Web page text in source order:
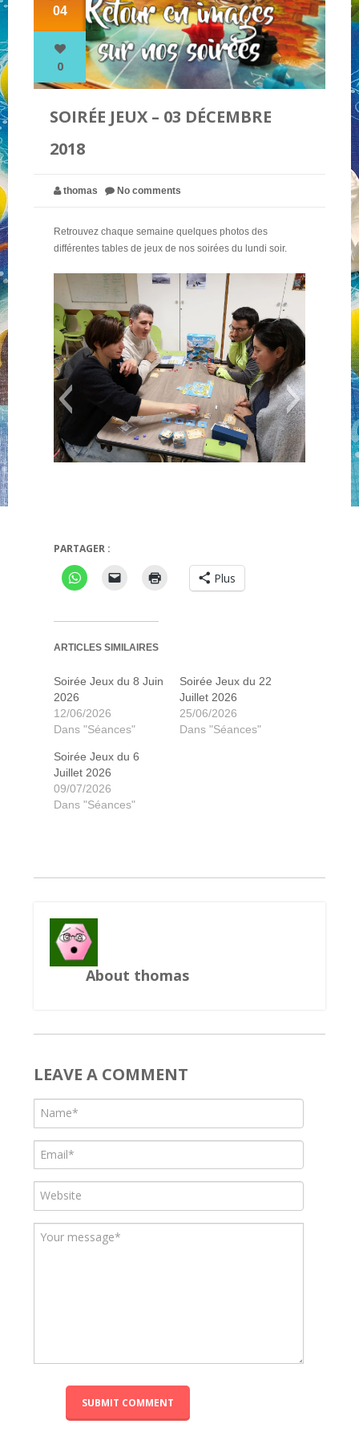
NOS PARTENAIRES
NOUS CONTACTER !
04
0
SOIRÉE JEUX – 03 DÉCEMBRE
2018
thomas No comments
Retrouvez chaque semaine quelques photos des
différentes tables de jeux de nos soirées du lundi soir.
Aventurier du rail autour du monde
Aventurier du rail autour du monde
PARTAGER :
Plus
ARTICLES SIMILAIRES
Soirée Jeux du 8 Juin
2026
12/06/2026
Dans "Séances"
Soirée Jeux du 22
Juillet 2026
25/06/2026
Dans "Séances"
Soirée Jeux du 6
Juillet 2026
09/07/2026
Dans "Séances"
About thomas
LEAVE A COMMENT